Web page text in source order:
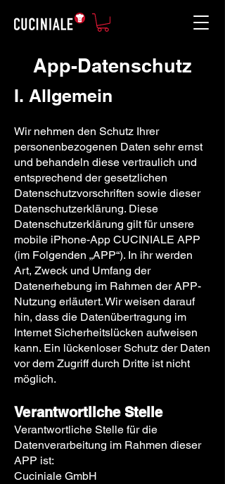
App-Datenschutz
I. Allgemein
Wir nehmen den Schutz Ihrer
personenbezogenen Daten sehr ernst
und behandeln diese vertraulich und
entsprechend der gesetzlichen
Datenschutzvorschriften sowie dieser
Datenschutzerklärung. Diese
Datenschutzerklärung gilt für unsere
mobile iPhone-App CUCINIALE APP
(im Folgenden „APP“). In ihr werden
Art, Zweck und Umfang der
Datenerhebung im Rahmen der APP-
Nutzung erläutert. Wir weisen darauf
hin, dass die Datenübertragung im
Internet Sicherheitslücken aufweisen
kann. Ein lückenloser Schutz der Daten
vor dem Zugriff durch Dritte ist nicht
möglich.
Verantwortliche Stelle
Verantwortliche Stelle für die
Datenverarbeitung im Rahmen dieser
APP ist:
Cuciniale GmbH